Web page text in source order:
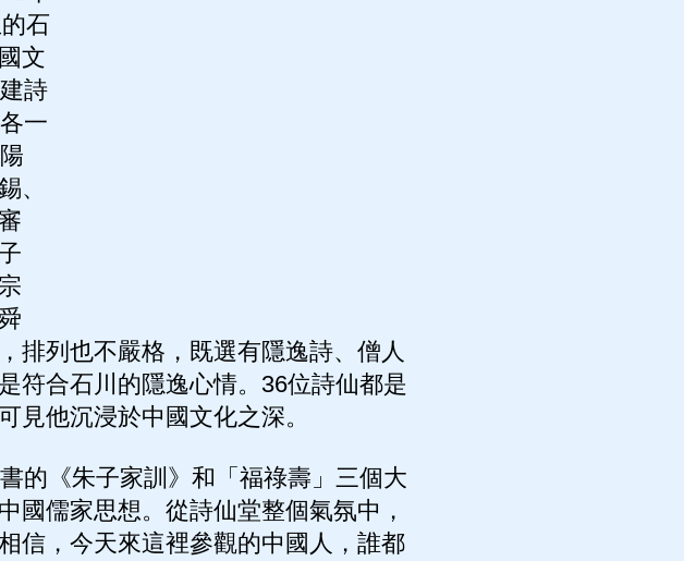
石
文
詩
一
、
排列也不嚴格，既選有隱逸詩、僧人
符合石川的隱逸心情。36位詩仙都是
見他沉浸於中國文化之深。
的《朱子家訓》和「福祿壽」三個大
國儒家思想。從詩仙堂整個氣氛中，
信，今天來這裡參觀的中國人，誰都